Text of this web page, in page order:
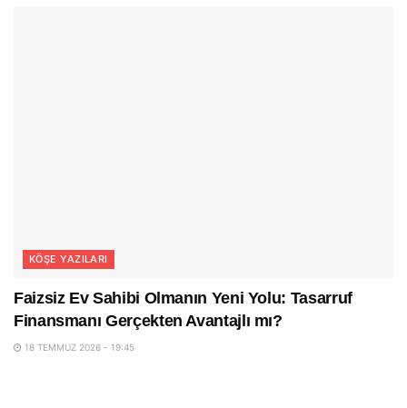
KÖŞE YAZILARI
Faizsiz Ev Sahibi Olmanın Yeni Yolu: Tasarruf
Finansmanı Gerçekten Avantajlı mı?
18 TEMMUZ 2026 - 19:45